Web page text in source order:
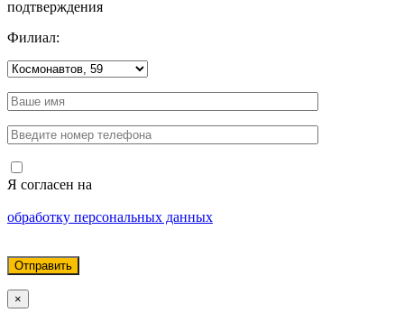
подтверждения
Филиал:
Я согласен на
обработку персональных данных
×